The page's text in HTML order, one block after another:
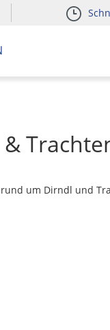
um Dirndl und